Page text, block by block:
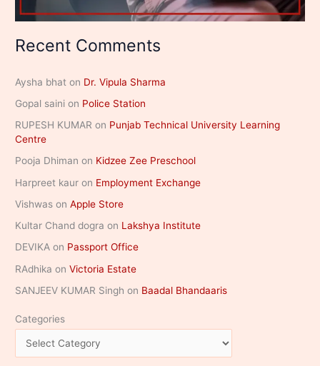
Recent Comments
Aysha bhat on Dr. Vipula Sharma
Gopal saini on Police Station
RUPESH KUMAR on Punjab Technical University Learning
Centre
Pooja Dhiman on Kidzee Zee Preschool
Harpreet kaur on Employment Exchange
Vishwas onApple Store
Kultar Chand dogra on Lakshya Institute
DEVIKA on Passport Office
RAdhika onVictoria Estate
SANJEEV KUMAR Singh on Baadal Bhandaaris
Categories